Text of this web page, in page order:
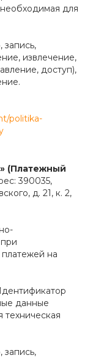
для
запись,
извлечение,
доступ),
politika-
(Платежный
390035,
д. 21, к. 2,
на
данные
техническая
запись,